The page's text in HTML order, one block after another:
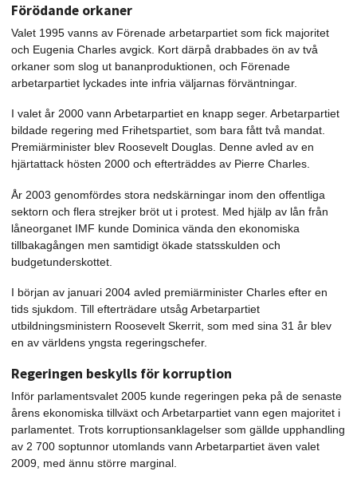
Förödande orkaner
Valet 1995 vanns av Förenade arbetarpartiet som fick majoritet
och Eugenia Charles avgick. Kort därpå drabbades ön av två
orkaner som slog ut bananproduktionen, och Förenade
arbetarpartiet lyckades inte infria väljarnas förväntningar.
I valet år 2000 vann Arbetarpartiet en knapp seger. Arbetarpartiet
bildade regering med Frihetspartiet, som bara fått två mandat.
Premiärminister blev Roosevelt Douglas. Denne avled av en
hjärtattack hösten 2000 och efterträddes av Pierre Charles.
År 2003 genomfördes stora nedskärningar inom den offentliga
sektorn och flera strejker bröt ut i protest. Med hjälp av lån från
låneorganet IMF kunde Dominica vända den ekonomiska
tillbakagången men samtidigt ökade statsskulden och
budgetunderskottet.
I början av januari 2004 avled premiärminister Charles efter en
tids sjukdom. Till efterträdare utsåg Arbetarpartiet
utbildningsministern Roosevelt Skerrit, som med sina 31 år blev
en av världens yngsta regeringschefer.
Regeringen beskylls för korruption
Inför parlamentsvalet 2005 kunde regeringen peka på de senaste
årens ekonomiska tillväxt och Arbetarpartiet vann egen majoritet i
parlamentet. Trots korruptionsanklagelser som gällde upphandling
av 2 700 soptunnor utomlands vann Arbetarpartiet även valet
2009, med ännu större marginal.